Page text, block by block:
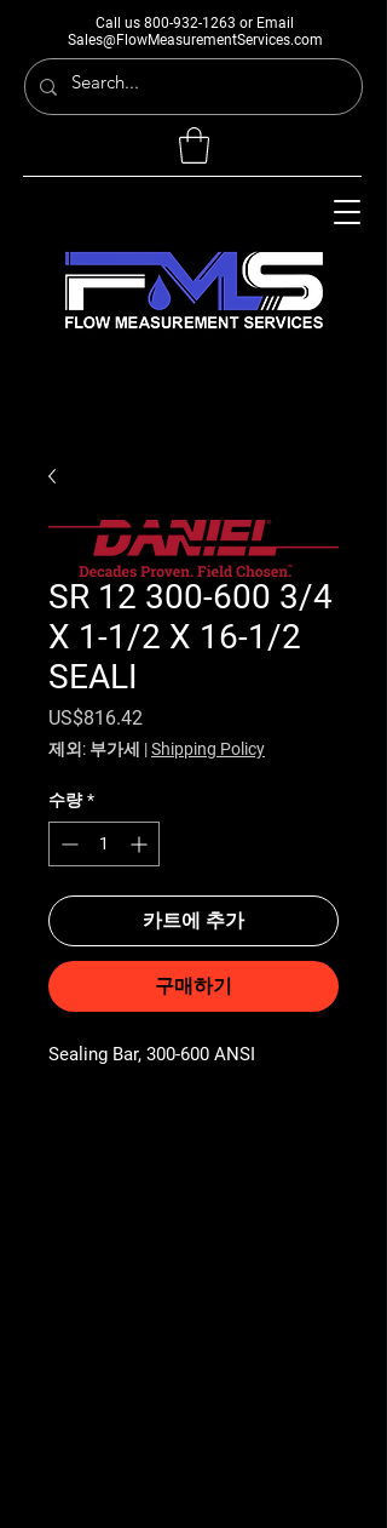
Call us 800-932-1263 or Email
Sales@FlowMeasurementServices.com
SR 12 300-600 3/4
X 1-1/2 X 16-1/2
SEALI
US$816.42
제외: 부가세 |Shipping Policy
수량 *
카트에 추가
구매하기
Sealing Bar, 300-600 ANSI